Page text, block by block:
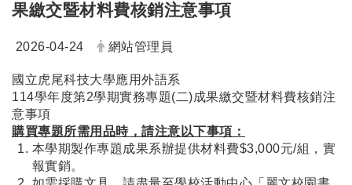
果繳交暨材料費核銷注意事項
日期：
2026-04-24 發布者：
網站管理員
國立虎尾科技大學應用外語系
114學年度第2學期實務專題(二)成果繳交暨材料費核銷注
意事項
購買專題所需用品時，請注意以下事項：
本學期製作專題成果系辦提供材料費$3,000元/組，實
報實銷。